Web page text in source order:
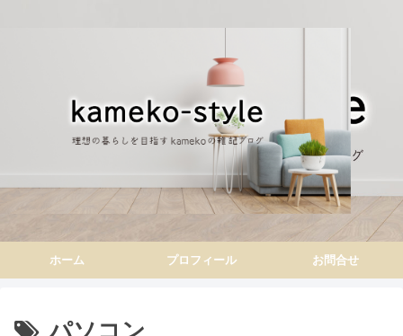
ホーム プロフィール お問合せ